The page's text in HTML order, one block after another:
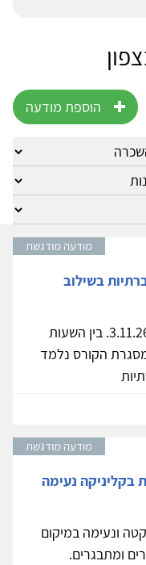
הוספת מודעה
מודעה מודגשת
בשילוב
המחזור הקרוב: ימי שלישי מתאריך 3.11.26. בין השעות
במסגרת הקורס נלמד
מודעה מודגשת
בקליניקה נעימה
ונעימה במיקום
ומתבגרים.